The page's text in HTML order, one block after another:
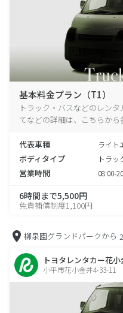
基本料金プラン（T1）
トラック・バスなどのレン
てなどの詳細は、こちらから
代表車種 ライト
ボディタイプ トラッ
営業時間 08:00-
6時間まで5,500円
免責補償制度1,100円
柳泉園グランドパークから
トヨタレンタカー花小
小平市花小金井4-33-11